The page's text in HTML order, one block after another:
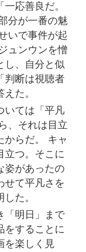
応善良だ。
分が一番の魅
いで事件が起
ュンウンを憎
し、自分と似
判断は視聴者
た。
いては「平凡
、それは目立
からだ。 キャ
立つ。そこに
姿があったの
せて平凡さを
た。
「明日」まで
をすることに
を楽しく見